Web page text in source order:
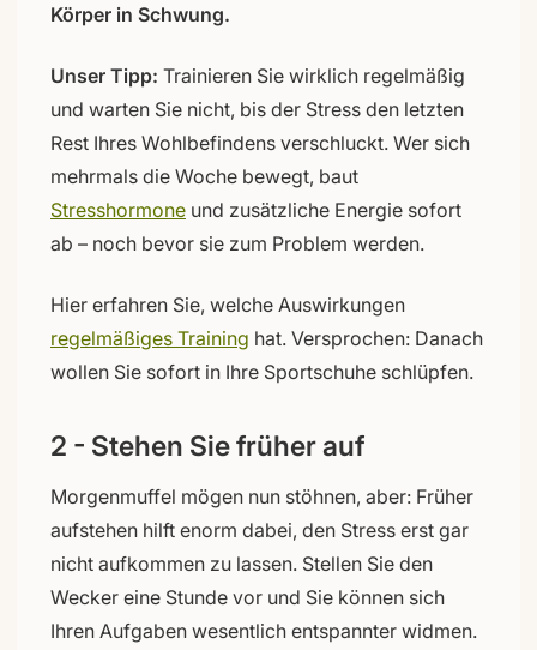
Körper in Schwung.
Unser Tipp: Trainieren Sie wirklich regelmäßig
und warten Sie nicht, bis der Stress den letzten
Rest Ihres Wohlbefindens verschluckt. Wer sich
mehrmals die Woche bewegt, baut
Stresshormone und zusätzliche Energie sofort
ab – noch bevor sie zum Problem werden.
Hier erfahren Sie, welche Auswirkungen
regelmäßiges Training hat. Versprochen: Danach
wollen Sie sofort in Ihre Sportschuhe schlüpfen.
2 - Stehen Sie früher auf
Morgenmuffel mögen nun stöhnen, aber: Früher
aufstehen hilft enorm dabei, den Stress erst gar
nicht aufkommen zu lassen. Stellen Sie den
Wecker eine Stunde vor und Sie können sich
Ihren Aufgaben wesentlich entspannter widmen.